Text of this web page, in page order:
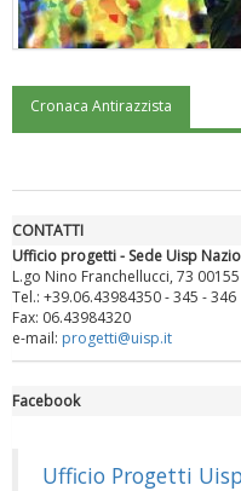
"Superare gli ostacoli": la
rivoluzioni"
Cronaca Antirazzista
CONTATTI
Ufficio progetti - Sede Uisp
L.go Nino Franchellucci, 73
Tel.: +39.06.43984350 - 345 - 346
Fax: 06.43984320
e-mail: progetti@uisp.it
Facebook
Ufficio Progetti